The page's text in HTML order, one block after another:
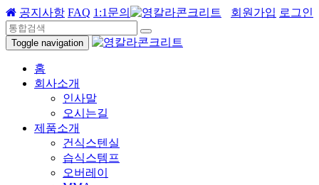
공지사항 FAQ 1:1문의 회원가입 로그인
Toggle navigation
홈
회사소개
인사말
오시는길
제품소개
건식스텐실
습식스템프
오버레이